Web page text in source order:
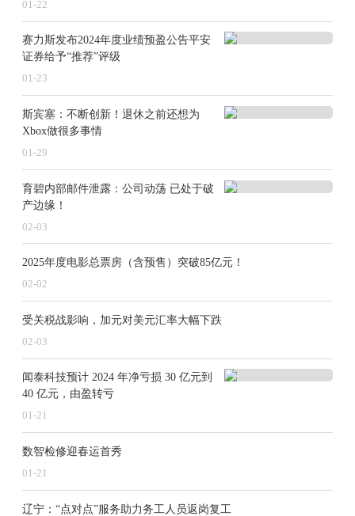
高流动性等环节采取切实举措，支持经销商伙
伴提升运营质效，全力为客户提供有温度的高
品质服务。同时，宝马还将继续赋能经销商数
字化服务水平，打通各端口信息，助力经销商
打造线上线下无缝链接的数字化体验。
“新世代”：诠释宝马创新实力，汲取中
国“源”创智慧
2025年，备受瞩目的新世代车型将重磅登场。
将逐步应用在宝马未来所有车型上。在刚刚结
束的2025年美国国际消费电子展（CES）上，
BMW首创全景iDrive惊艳亮相，搭载全自研的
BMW新世代操作系统X，70%源代码在中国开
发和优化，更贴合中国用户的使用习惯。
在智能驾驶方面，新世代车型将搭载宝马最新
度参与，为中国提供安全、可靠，且契合用户
01-22
赛力斯发布2024年度业绩预盈公告平安
证券给予“推荐”评级
01-23
斯宾塞：不断创新！退休之前还想为
Xbox做很多事情
01-29
育碧内部邮件泄露：公司动荡 已处于破
产边缘！
02-03
2025年度电影总票房（含预售）突破85亿元！
02-02
受关税战影响，加元对美元汇率大幅下跌
02-03
闻泰科技预计 2024 年净亏损 30 亿元到
40 亿元，由盈转亏
01-21
数智检修迎春运首秀
01-21
辽宁：“点对点”服务助力务工人员返岗复工